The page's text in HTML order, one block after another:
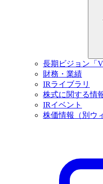
長期ビジョン「
財務・業績
IRライブラリ
株式に関する情
IRイベント
株価情報
（別ウ